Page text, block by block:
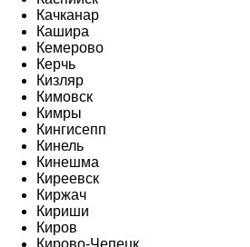
Качканар
Кашира
Кемерово
Керчь
Кизляр
Кимовск
Кимры
Кингисепп
Кинель
Кинешма
Киреевск
Киржач
Кириши
Киров
Кирово-Чепецк